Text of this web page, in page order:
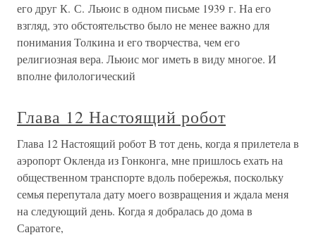
его друг К. С. Льюис в одном письме 1939 г. На его
взгляд, это обстоятельство было не менее важно для
понимания Толкина и его творчества, чем его
религиозная вера. Льюис мог иметь в виду многое. И
вполне филологический
Глава 12 Настоящий робот
Глава 12 Настоящий робот В тот день, когда я прилетела в
аэропорт Окленда из Гонконга, мне пришлось ехать на
общественном транспорте вдоль побережья, поскольку
семья перепутала дату моего возвращения и ждала меня
на следующий день. Когда я добралась до дома в
Саратоге,